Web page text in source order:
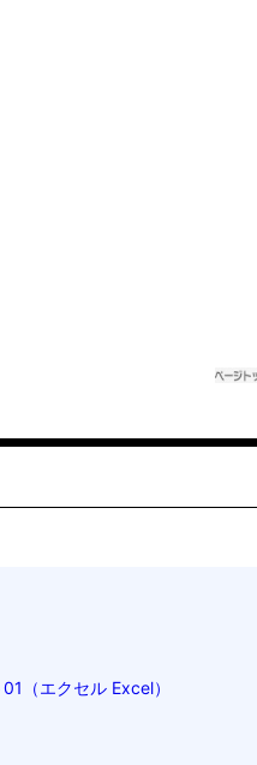
（エクセル Excel）